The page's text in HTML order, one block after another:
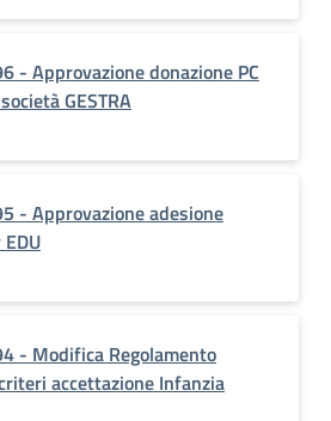
- Approvazione donazione PC
GESTRA
- Approvazione adesione
- Modifica Regolamento
accettazione Infanzia